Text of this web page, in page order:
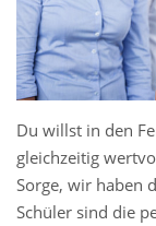
Du willst in den
gleichzeitig
Sorge, wir haben
Schüler sind die